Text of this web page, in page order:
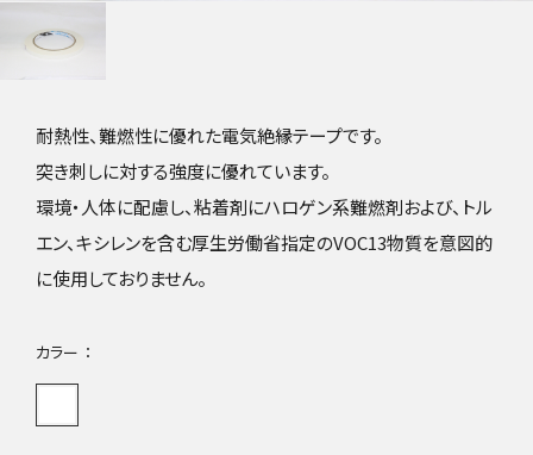
耐熱性、難燃性に優れた電気絶縁テープです。
突き刺しに対する強度に優れています。
環境・人体に配慮し、粘着剤にハロゲン系難燃剤および、トル
エン、キシレンを含む厚生労働省指定のVOC13物質を意図的
に使用しておりません。
カラー